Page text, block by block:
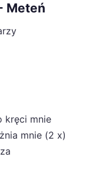
Meteń
kręci mnie
mnie (2 x)